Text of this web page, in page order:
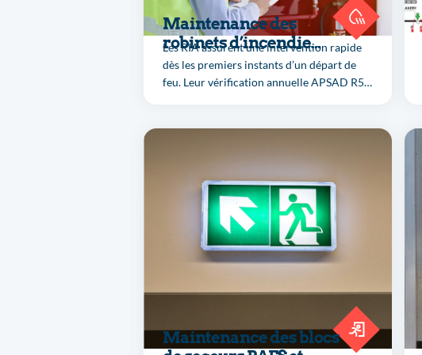
Maintenance des
robinets d’incendie
armés (RIA)
Les RIA assurent une intervention rapide
dès les premiers instants d’un départ de
feu. Leur vérification annuelle APSAD R5
Maintenance des blocs